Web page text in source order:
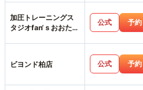
加圧トレーニングス
タジオfan‘ｓおおたか
公式 予約
ビヨンド柏店 公式 予約